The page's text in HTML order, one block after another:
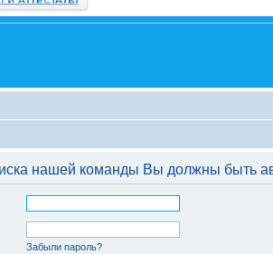
нашей команды Вы должны быть
Забыли пароль?